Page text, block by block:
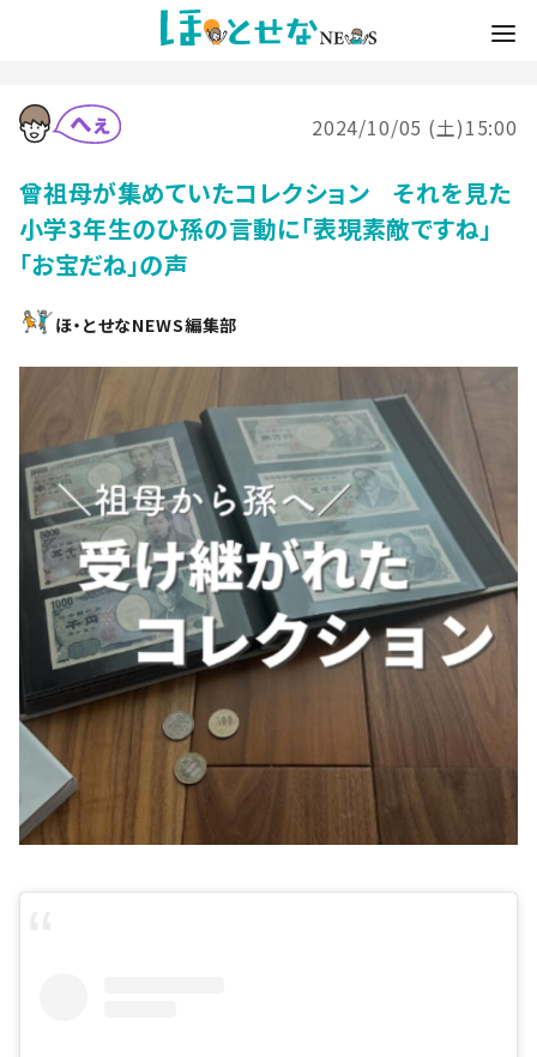
2024/10/05 (土)15:00
曾祖母が集めていたコレクション それを見た
小学3年生のひ孫の言動に「表現素敵ですね」
「お宝だね」の声
ほ・とせなNEWS編集部